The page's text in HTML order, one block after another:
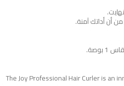
أن أداتك آمنة.
- The Joy Professional Hair Curler is an